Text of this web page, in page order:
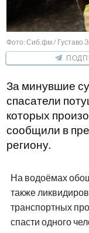
Фото: Сиб.фм / Густаво
За минувшие
спасатели
которых
сообщили в
региону.
На водоёмах
также
транспортных
спасти одного